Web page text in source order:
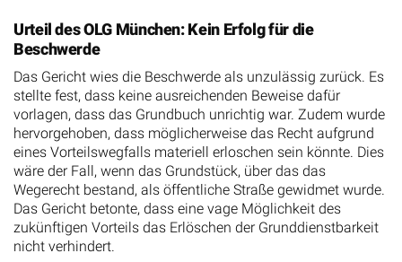
Urteil des OLG München: Kein Erfolg für die
Beschwerde
Das Gericht wies die Beschwerde als unzulässig zurück. Es
stellte fest, dass keine ausreichenden Beweise dafür
vorlagen, dass das Grundbuch unrichtig war. Zudem wurde
hervorgehoben, dass möglicherweise das Recht aufgrund
eines Vorteilswegfalls materiell erloschen sein könnte. Dies
wäre der Fall, wenn das Grundstück, über das das
Wegerecht bestand, als öffentliche Straße gewidmet wurde.
Das Gericht betonte, dass eine vage Möglichkeit des
zukünftigen Vorteils das Erlöschen der Grunddienstbarkeit
nicht verhindert.